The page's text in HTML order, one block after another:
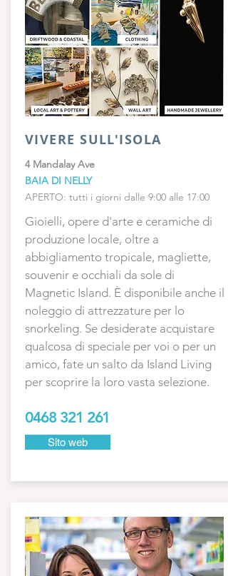
VIVERE SULL'ISOLA
4 Mandalay Ave
BAIA DI NELLY
APERTO: tutti i giorni dalle 9:00 alle 17:00
Gioielli, opere d'arte e ceramiche di
produzione locale, oltre a
abbigliamento tropicale, magliette,
souvenir e occhiali da sole di
Magnetic Island. È disponibile anche il
noleggio di attrezzature per lo
snorkeling. Se desiderate acquistare
qualcosa di speciale per voi o per un
amico, fate un salto da Island Living
per scoprire la loro vasta selezione.
0468 321 261
Sito web